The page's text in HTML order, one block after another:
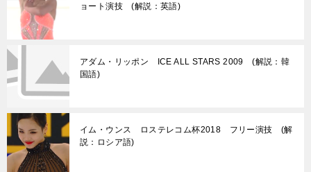
ョート演技 (解説：英語)
アダム・リッポン ICE ALL STARS 2009 (解説：韓
国語)
イム・ウンス ロステレコム杯2018 フリー演技 (解
説：ロシア語)